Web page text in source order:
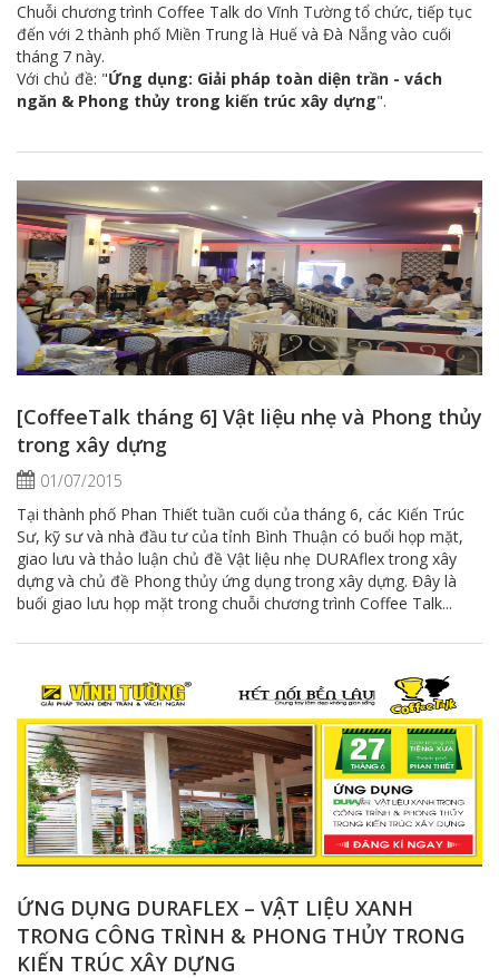
Chuỗi chương trình Coffee Talk do Vĩnh Tường tổ chức, tiếp tục
đến với 2 thành phố Miền Trung là Huế và Đà Nẵng vào cuối
tháng 7 này.
Với chủ đề: "Ứng dụng: Giải pháp toàn diện trần - vách
ngăn & Phong thủy trong kiến trúc xây dựng".
[CoffeeTalk tháng 6] Vật liệu nhẹ và Phong thủy
trong xây dựng
01/07/2015
Tại thành phố Phan Thiết tuần cuối của tháng 6, các Kiến Trúc
Sư, kỹ sư và nhà đầu tư của tỉnh Bình Thuận có buổi họp mặt,
giao lưu và thảo luận chủ đề Vật liệu nhẹ DURAflex trong xây
dựng và chủ đề Phong thủy ứng dụng trong xây dựng. Đây là
buổi giao lưu họp mặt trong chuỗi chương trình Coffee Talk...
ỨNG DỤNG DURAFLEX – VẬT LIỆU XANH
TRONG CÔNG TRÌNH & PHONG THỦY TRONG
KIẾN TRÚC XÂY DỰNG